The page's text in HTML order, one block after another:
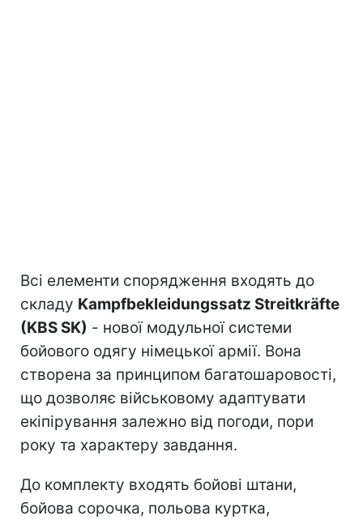
Всі елементи спорядження входять до
складу Kampfbekleidungssatz Streitkräfte
(KBS SK) - нової модульної системи
бойового одягу німецької армії. Вона
створена за принципом багатошаровості,
що дозволяє військовому адаптувати
екіпірування залежно від погоди, пори
року та характеру завдання.
До комплекту входять бойові штани,
бойова сорочка, польова куртка,